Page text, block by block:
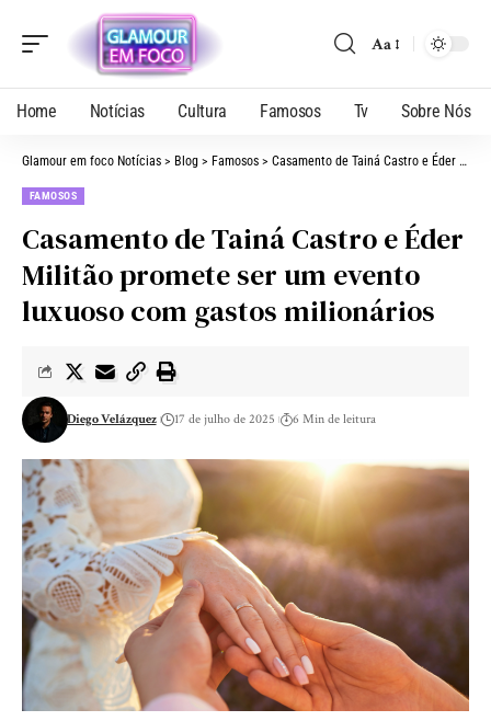
Aa
Home Notícias Cultura Famosos Tv Sobre Nós
Glamour em foco Notícias > Blog > Famosos > Casamento de Tainá Castro e Éder Militão promete ser um evento luxuoso com gastos milionários
FAMOSOS
Casamento de Tainá Castro e Éder
Militão promete ser um evento
luxuoso com gastos milionários
Diego Velázquez 17 de julho de 2025 6 Min de leitura